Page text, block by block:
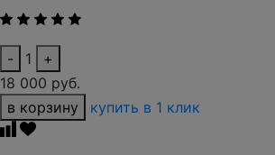
- 1
+
18 000 руб.
в корзину
купить в 1 клик